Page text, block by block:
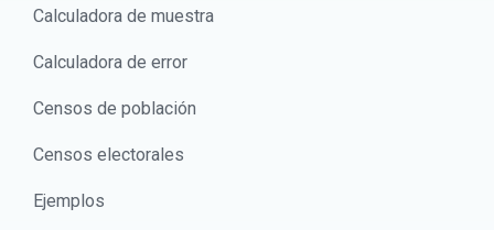
Calculadora de muestra
Calculadora de error
Censos de población
Censos electorales
Ejemplos